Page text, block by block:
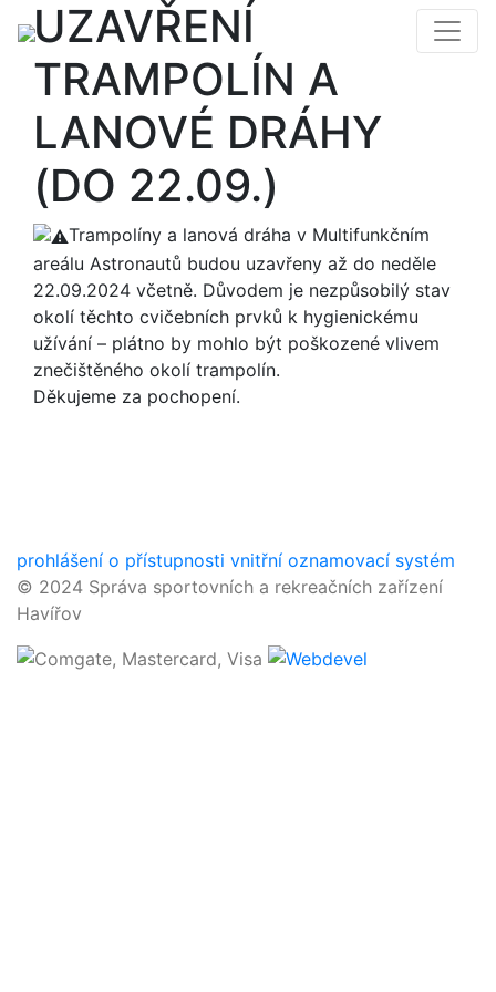
UZAVŘENÍ
TRAMPOLÍN A
LANOVÉ DRÁHY
(DO 22.09.)
Trampolíny a lanová dráha v Multifunkčním
areálu Astronautů budou uzavřeny až do neděle
22.09.2024 včetně. Důvodem je nezpůsobilý stav
okolí těchto cvičebních prvků k hygienickému
užívání – plátno by mohlo být poškozené vlivem
znečištěného okolí trampolín.
Děkujeme za pochopení.
prohlášení o přístupnosti vnitřní oznamovací systém
© 2024 Správa sportovních a rekreačních zařízení
Havířov